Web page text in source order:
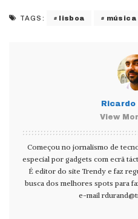
TAGS: lisboa música
Ricardo
View
Começou no jornalismo de
especial por gadgets com ecrã
É editor do site Trendy e faz
busca dos melhores spots para
e-mail